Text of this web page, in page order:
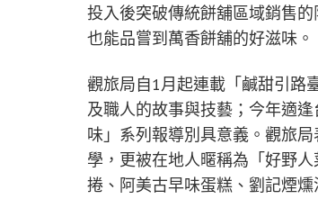
投入後突破傳統餅舖區域銷售
也能品嘗到萬香餅舖的好滋味。
觀旅局自1月起連載「鹹甜引路
及職人的故事與技藝；今年適
味」系列報導別具意義。觀旅
學，更被在地人暱稱為「好野
捲、阿美古早味蛋糕、劉記煙